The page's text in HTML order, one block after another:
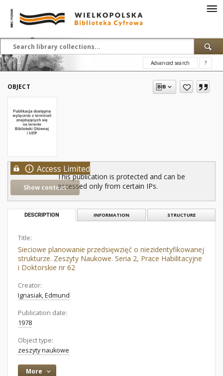
Advanced search ?
OBJECT
Access Limited
Show content
This publication is protected and can be
accessed only from certain IPs.
DESCRIPTION INFORMATION STRUCTURE
Title:
Sieciowe planowanie przedsięwzięć o niezidentyfikowanej
strukturze. Zeszyty Naukowe. Seria 2, Prace Habilitacyjne
i Doktorskie nr 62
Creator:
Ignasiak, Edmund
Publication date:
1978
Object type:
zeszyty naukowe
More